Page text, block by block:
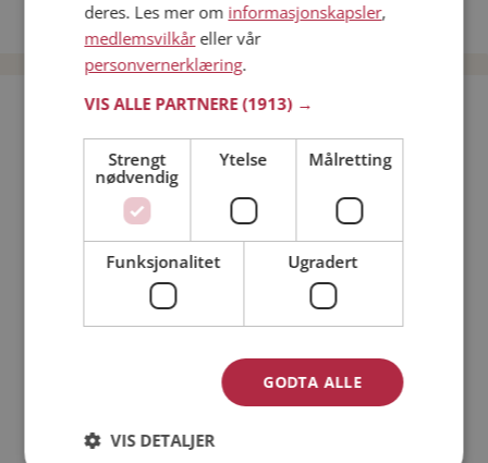
Date menn i Norge
Bli medlem gratis!
Jeg er en:
deres. Les mer om informasjonskapsler,
medlemsvilkåreller vår
personvernerklæring.
VIS ALLE PARTNERE(1913) →
Strengt
nødvendig
Ytelse Målretting
Funksjonalitet Ugradert
GODTA ALLE
VIS DETALJER